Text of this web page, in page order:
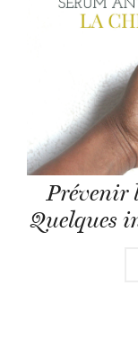
Prévenir
Quelques